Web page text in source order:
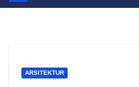
ARSITEKTUR